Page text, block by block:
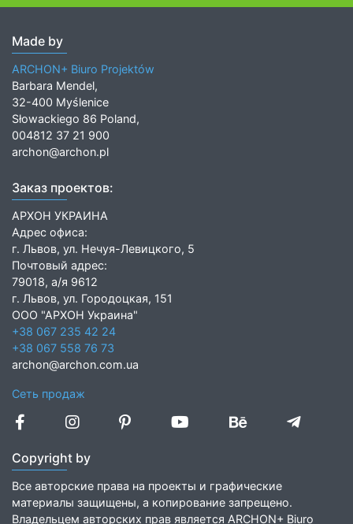
ARCHON+ Biuro Projektów
Barbara Mendel,
32-400 Myślenice
Słowackiego 86 Poland,
004812 37 21 900
archon@archon.pl
АРХОН УКРАИНА
Адрес офиса:
г. Львов, ул. Нечуя-Левицкого, 5
Почтовый адрес:
79018, а/я 9612
г. Львов, ул. Городоцкая, 151
ООО "АРХОН Украина"
+38 067 235 42 24
+38 067 558 76 73
archon@archon.com.ua
Все авторские права на проекты и графические
материалы защищены, а копирование запрещено.
Владельцем авторских прав является ARCHON+ Biuro
Projektów Barbara Mendel Polska.